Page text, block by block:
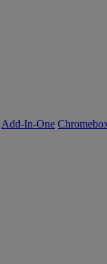
Add-In-One